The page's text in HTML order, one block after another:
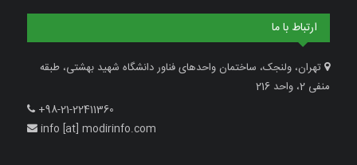
ارتباط با ما
تهران، ولنجک، ساختمان واحدهای فناور دانشگاه شهید بهشتی، طبقه
منفی 2، واحد 216
+98-21-22411360
info [at] modirinfo.com